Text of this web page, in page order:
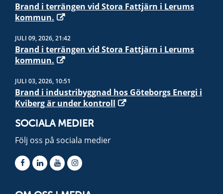
Brand i terrängen vid Stora Fattjärn i Lerums
kommun.
JULI 09, 2026, 21:42
Brand i terrängen vid Stora Fattjärn i Lerums
kommun.
JULI 03, 2026, 10:51
Brand i industribyggnad hos Göteborgs Energi i
Kviberg är under kontroll
SOCIALA MEDIER
Följ oss på sociala medier